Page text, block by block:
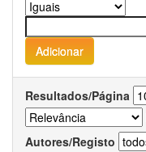
Resultados/Página
Autores/Registo